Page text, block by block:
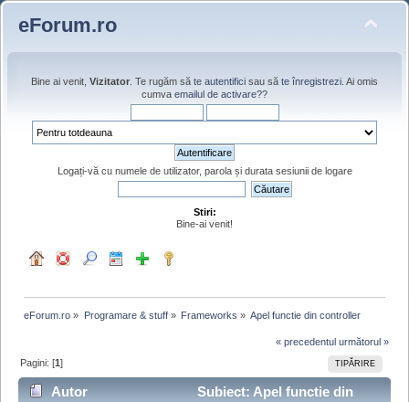
eForum.ro
Bine ai venit, Vizitator . Te rugăm să te autentifici sau să te înregistrezi . Ai omis
cumva emailul de activare??
Logați-vă cu numele de utilizator, parola și durata sesiunii de logare
Stiri:
Bine-ai venit!
eForum.ro » Programare & stuff» Frameworks » Apel functie din controller
« precedentul următorul »
TIPĂRIRE
Pagini: [1]
Autor
Subiect: Apel functie din